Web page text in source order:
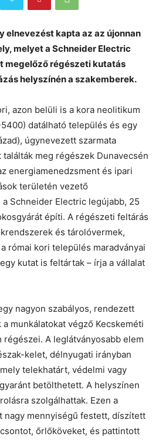
elnevezést kapta az az újonnan
melyet a Schneider Electric
megelőző régészeti kutatás
helyszínén a szakemberek.
azon belüli is a kora neolitikum
datálható település és egy
úgynevezett szarmata
meg régészek Dunavecsén
energiamenedzsment és ipari
területén vezető
Schneider Electric legújabb, 25
építi. A régészeti feltárás
és tárolóvermek,
római kori település maradványai
kutat is feltártak – írja a vállalat
nagyon szabályos, rendezett
munkálatokat végző Kecskeméti
régészei. A leglátványosabb elem
kelet, délnyugati irányban
telekhatárt, védelmi vagy
betölthetett. A helyszínen
szolgálhattak. Ezen a
nagy mennyiségű festett, díszített
őrlőköveket, és pattintott